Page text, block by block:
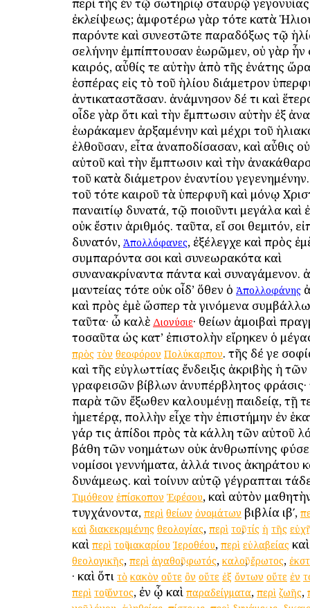
περὶ τῆς ἐν τῷ σωτηρίῳ σταυρῷ γεγονυίας
ἐκλείψεως; ἀμφοτέρω γὰρ τότε κατὰ
παρόντε καὶ συνεστῶτε παραδόξως τῷ
σελήνην ἐμπίπτουσαν ἑωρῶμεν, οὐ γὰρ ἦν
καιρός, αὖθίς τε αὐτὴν ἀπὸ τῆς ἐνάτης
ἑσπέρας εἰς τὸ τοῦ ἡλίου διάμετρον
ἀντικαταστᾶσαν. ἀνάμνησον δέ τι καὶ
οἶδε γὰρ ὅτι καὶ τὴν ἔμπτωσιν αὐτὴν ἐξ
ἑωράκαμεν ἀρξαμένην καὶ μέχρι τοῦ
ἐλθοῦσαν, εἶτα ἀναποδίσασαν, καὶ αὖθις
αὐτοῦ καὶ τὴν ἔμπτωσιν καὶ τὴν
τοῦ κατὰ διάμετρον ἐναντίου
τοῦ τότε καιροῦ τὰ ὑπερφυῆ καὶ μόνῳ
παναιτίῳ δυνατά, τῷ ποιοῦντι μεγάλα καὶ
οὐκ ἔστιν ἀριθμός. ταῦτα, εἴ σοι θεμιτόν,
δυνατόν, Ἀπολλόφανες, ἐξέλεγχε καὶ πρὸς
συμπαρόντα σοι καὶ συνεωρακότα καὶ
συνανακρίναντα πάντα καὶ συναγάμενον.
μαντείας τότε οὐκ οἶδ’ ὅθεν ὁ Ἀπολλοφάνης
καὶ πρὸς ἐμὲ ὥσπερ τὰ γινόμενα
ταῦτα· ὦ καλὲ Διονύσιε· θείων ἀμοιβαὶ
τοσαῦτα ὡς κατ’ ἐπιστολὴν εἴρηκεν ὁ
πρὸς τὸν θεοφόρον Πολύκαρπον. τῆς δέ γε
καὶ τῆς εὐγλωττίας ἔνδειξις ἀκριβὴς ἡ
γραφεισῶν βίβλων ἀνυπέρβλητος φράσις·
παρὰ τῶν ἔξωθεν καλουμένῃ παιδείᾳ, τῇ
ἡμετέρᾳ, πολλὴν εἶχε τὴν ἐπιστήμην ἐν
γάρ τις ἀπίδοι πρὸς τὰ κάλλη τῶν αὐτοῦ
βάθη τῶν νοημάτων οὐκ ἀνθρωπίνης
νομίσοι γεννήματα, ἀλλά τινος ἀκηράτου
δυνάμεως. καὶ τοίνυν αὐτῷ γέγραπται
Τιμόθεον ἐπίσκοπον Ἐφέσου, καὶ αὐτὸν
τυγχάνοντα, περὶ θείων ὀνομάτων βιβλία ιβʹ,
καὶ διακεκριμένης θεολογίας, περὶ τοῦ,τίς ἡ τῆς
καὶ περὶ τοῦ μακαρίου Ἱεροθέου, περὶ εὐλαβείας
θεολογικῆς, περὶ ἀγαθοῦ,φωτός, καλοῦ,ἔρωτος,
· καὶ ὅτι τὸ κακὸν οὔτε ὂν οὔτε ἐξ ὄντων οὔτε ἐν
περὶ τοῦ ὄντος, ἐν ᾧ καὶ παραδείγματα, περὶ ζωῆς,